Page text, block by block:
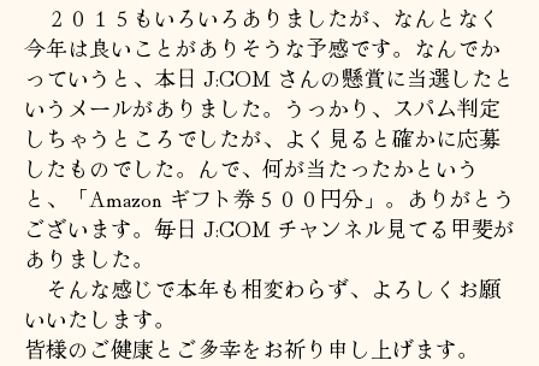
２０１５もいろいろありましたが、なんとなく
今年は良いことがありそうな予感です。なんでか
っていうと、本日 J:COM さんの懸賞に当選したと
いうメールがありました。うっかり、スパム判定
しちゃうところでしたが、よく見ると確かに応募
したものでした。んで、何が当たったかという
と、「Amazon ギフト券５００円分」。ありがとう
ございます。毎日 J:COM チャンネル見てる甲斐が
ありました。
そんな感じで本年も相変わらず、よろしくお願
いいたします。
皆様のご健康とご多幸をお祈り申し上げます。